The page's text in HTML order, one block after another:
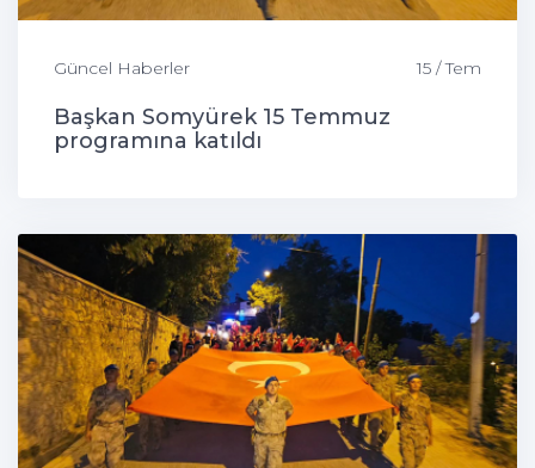
Güncel Haberler 15 / Tem
Başkan Somyürek 15 Temmuz
programına katıldı